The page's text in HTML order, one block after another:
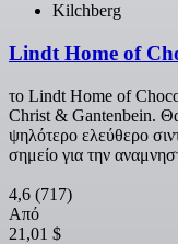
Kilchberg
Lindt Home of
το Lindt Home of
Christ & Gantenbein.
ψηλότερο ελεύθερο
σημείο για την
4,6 (717)
Από
21,01 $